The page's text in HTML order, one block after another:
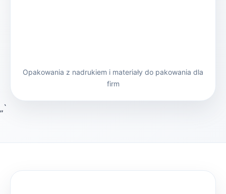
Opakowania z nadrukiem i materiały do pakowania dla
firm
„`